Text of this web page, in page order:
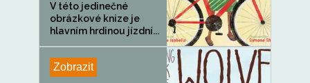
V této jedinečné
obrázkové knize je
hlavním hrdinou jízdní...
Zobrazit